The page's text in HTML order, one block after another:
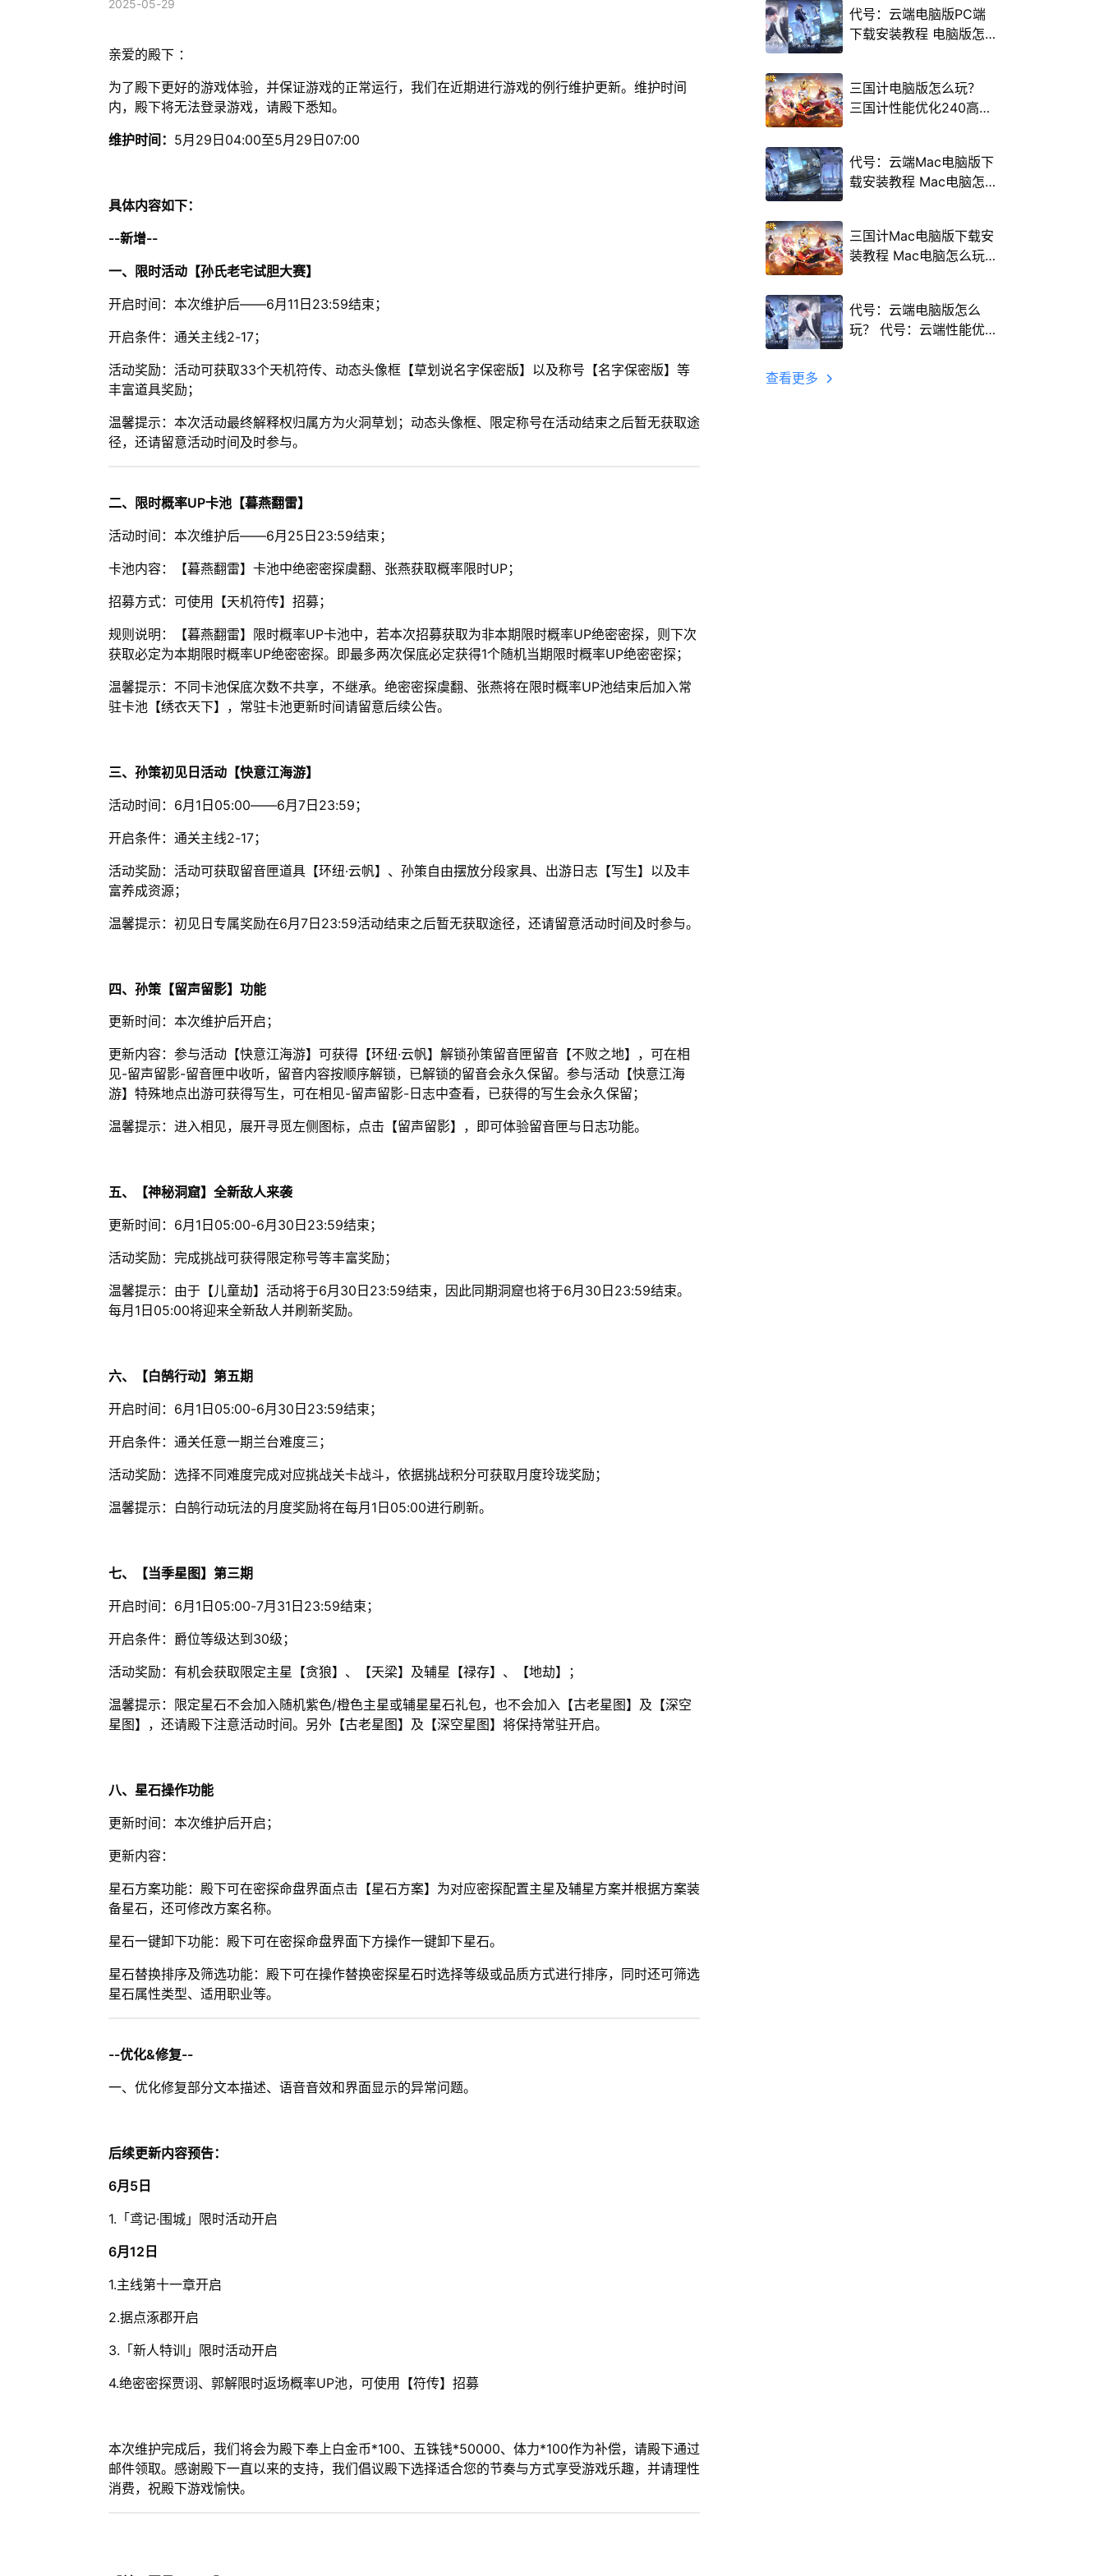
2025-05-29
亲爱的殿下 ：
为了殿下更好的游戏体验，并保证游戏的正常运行，我们在近期进行游戏的例行维护更新。维护时间
内，殿下将无法登录游戏，请殿下悉知。
维护时间： 5月29日04:00至5月29日07:00
具体内容如下：
--新增--
一、限时活动【孙氏老宅试胆大赛】
开启时间：本次维护后——6月11日23:59结束；
开启条件：通关主线2-17；
活动奖励：活动可获取33个天机符传、动态头像框【草划说名字保密版】以及称号【名字保密版】等
丰富道具奖励；
温馨提示：本次活动最终解释权归属方为火洞草划；动态头像框、限定称号在活动结束之后暂无获取途
径，还请留意活动时间及时参与。
二、限时概率UP卡池【暮燕翻雷】
活动时间：本次维护后——6月25日23:59结束；
卡池内容：【暮燕翻雷】卡池中绝密密探虞翻、张燕获取概率限时UP；
招募方式：可使用【天机符传】招募；
规则说明：【暮燕翻雷】限时概率UP卡池中，若本次招募获取为非本期限时概率UP绝密密探，则下次
获取必定为本期限时概率UP绝密密探。即最多两次保底必定获得1个随机当期限时概率UP绝密密探；
温馨提示：不同卡池保底次数不共享，不继承。绝密密探虞翻、张燕将在限时概率UP池结束后加入常
驻卡池【绣衣天下】，常驻卡池更新时间请留意后续公告。
三、孙策初见日活动【快意江海游】
活动时间：6月1日05:00——6月7日23:59；
开启条件：通关主线2-17；
活动奖励：活动可获取留音匣道具【环纽·云帆】、孙策自由摆放分段家具、出游日志【写生】以及丰
富养成资源；
温馨提示：初见日专属奖励在6月7日23:59活动结束之后暂无获取途径，还请留意活动时间及时参与。
四、孙策【留声留影】功能
更新时间：本次维护后开启；
更新内容：参与活动【快意江海游】可获得【环纽·云帆】解锁孙策留音匣留音【不败之地】，可在相
见-留声留影-留音匣中收听，留音内容按顺序解锁，已解锁的留音会永久保留。参与活动【快意江海
游】特殊地点出游可获得写生，可在相见-留声留影-日志中查看，已获得的写生会永久保留；
温馨提示：进入相见，展开寻觅左侧图标，点击【留声留影】，即可体验留音匣与日志功能。
五、【神秘洞窟】全新敌人来袭
更新时间：6月1日05:00-6月30日23:59结束；
活动奖励：完成挑战可获得限定称号等丰富奖励；
温馨提示：由于【儿童劫】活动将于6月30日23:59结束，因此同期洞窟也将于6月30日23:59结束。
每月1日05:00将迎来全新敌人并刷新奖励。
六、【白鹄行动】第五期
开启时间：6月1日05:00-6月30日23:59结束；
开启条件：通关任意一期兰台难度三；
活动奖励：选择不同难度完成对应挑战关卡战斗，依据挑战积分可获取月度玲珑奖励；
温馨提示：白鹄行动玩法的月度奖励将在每月1日05:00进行刷新。
七、【当季星图】第三期
开启时间：6月1日05:00-7月31日23:59结束；
开启条件：爵位等级达到30级；
活动奖励：有机会获取限定主星【贪狼】、【天梁】及辅星【禄存】、【地劫】；
温馨提示：限定星石不会加入随机紫色/橙色主星或辅星星石礼包，也不会加入【古老星图】及【深空
星图】，还请殿下注意活动时间。另外【古老星图】及【深空星图】将保持常驻开启。
八、星石操作功能
更新时间：本次维护后开启；
更新内容：
星石方案功能：殿下可在密探命盘界面点击【星石方案】为对应密探配置主星及辅星方案并根据方案装
备星石，还可修改方案名称。
星石一键卸下功能：殿下可在密探命盘界面下方操作一键卸下星石。
星石替换排序及筛选功能：殿下可在操作替换密探星石时选择等级或品质方式进行排序，同时还可筛选
星石属性类型、适用职业等。
--优化&修复--
一、优化修复部分文本描述、语音音效和界面显示的异常问题。
后续更新内容预告：
6月5日
1.「鸢记·围城」限时活动开启
6月12日
1.主线第十一章开启
2.据点涿郡开启
3.「新人特训」限时活动开启
4.绝密密探贾诩、郭解限时返场概率UP池，可使用【符传】招募
本次维护完成后，我们将会为殿下奉上白金币*100、五铢钱*50000、体力*100作为补偿，请殿下通过
邮件领取。感谢殿下一直以来的支持，我们倡议殿下选择适合您的节奏与方式享受游戏乐趣，并请理性
消费，祝殿下游戏愉快。
代号：云端电脑版PC端
下载安装教程 电脑版怎
三国计电脑版怎么玩？
三国计性能优化240高帧
代号：云端Mac电脑版下
载安装教程 Mac电脑怎
三国计Mac电脑版下载安
装教程 Mac电脑怎么玩
代号：云端电脑版怎么
玩？ 代号：云端性能优
查看更多